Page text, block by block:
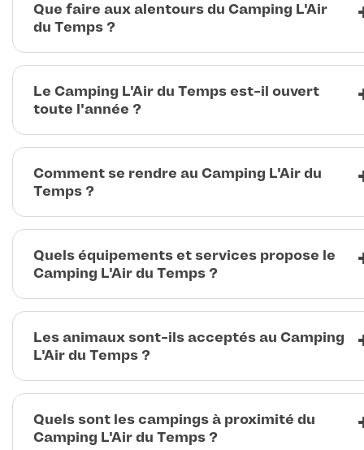
Que faire aux alentours du Camping L'Air
du Temps ?
Le Camping L'Air du Temps est-il ouvert
toute l'année ?
Comment se rendre au Camping L'Air du
Temps ?
Quels équipements et services propose le
Camping L'Air du Temps ?
Les animaux sont-ils acceptés au Camping
L'Air du Temps ?
Quels sont les campings à proximité du
Camping L'Air du Temps ?